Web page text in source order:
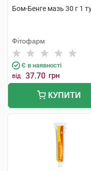
Бом-Бенге мазь 30 г 1
Фітофарм
Є в наявності
від 37.70 грн
КУПИТИ